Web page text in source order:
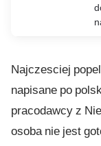
Najczesciej
napisane po
pracodawcy z
osoba nie jest